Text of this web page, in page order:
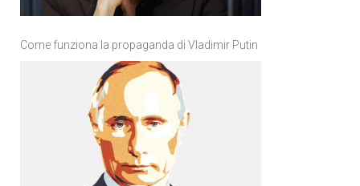
Come funziona la propaganda di Vladimir Putin